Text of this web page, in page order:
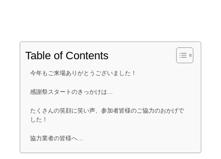
Table of Contents
今年もご来場ありがとうございました！
感謝祭スタートのきっかけは…
たくさんの笑顔に笑い声、参加者皆様のご協力のおかげで
した！
協力業者の皆様へ…